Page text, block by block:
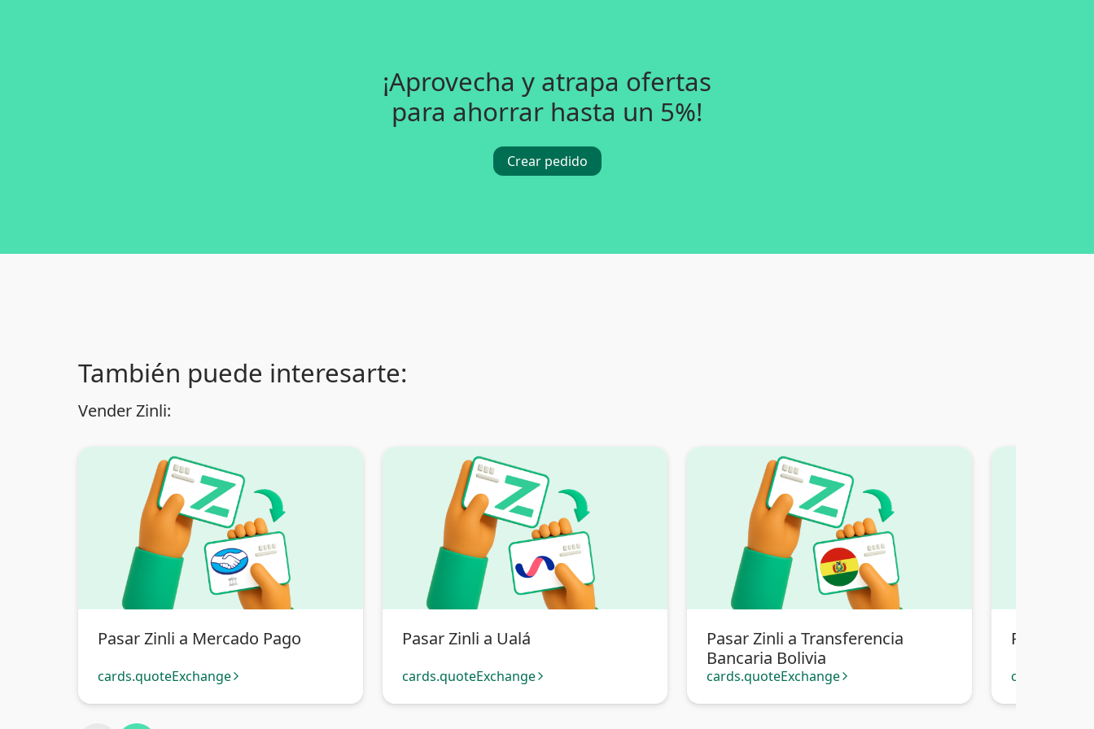
¡Aprovecha y atrapa ofertas
para ahorrar hasta un 5%!
Crear pedido
También puede interesarte:
Vender Zinli:
Pasar Zinli a Mercado Pago
cards.quoteExchange arrow_forward_ios
Pasar Zinli a Ualá
cards.quoteExchange arrow_forward_ios
Pasar Zinli a Transferencia
Bancaria Bolivia
cards.quoteExchange arrow_forward_ios
Pasar